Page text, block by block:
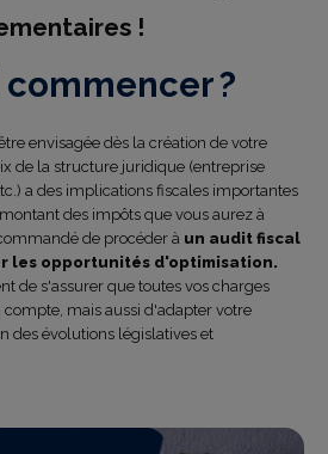
!
?
envisagée dès la création de votre
de la structure juridique (entreprise
a des implications fiscales importantes
des impôts que vous aurez à
de procéder à un audit fiscal
les opportunités d'optimisation.
de s'assurer que toutes vos charges
mais aussi d'adapter votre
des évolutions législatives et